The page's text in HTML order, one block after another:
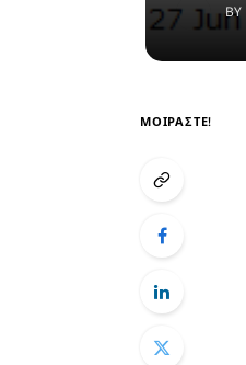
BY
ΜΟΙΡΑΣΤΕ!